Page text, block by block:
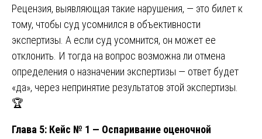
Рецензия, выявляющая такие нарушения, — это билет к
тому, чтобы суд усомнился в объективности
экспертизы. А если суд усомнится, он может ее
отклонить. И тогда на вопрос возможна ли отмена
определения о назначении экспертизы — ответ будет
«да», через непринятие результатов этой экспертизы.
🏆
Глава 5: Кейс № 1 — Оспаривание оценочной